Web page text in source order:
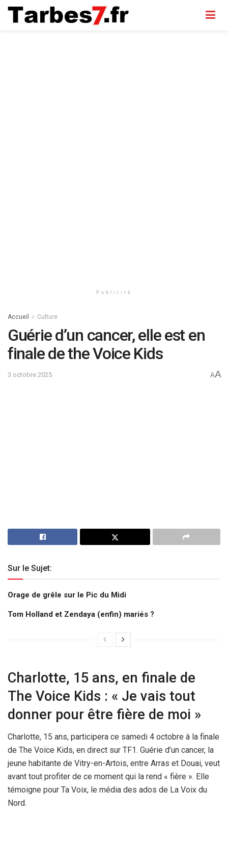
Publicité
Accueil Culture
Guérie d’un cancer, elle est en
finale de the Voice Kids
3 octobre 2025 AA
Sur le Sujet:
Orage de grêle sur le Pic du Midi
Tom Holland et Zendaya (enfin) mariés ?
Charlotte, 15 ans, en finale de
The Voice Kids : « Je vais tout
donner pour être fière de moi »
Charlotte, 15 ans, participera ce samedi 4 octobre à la finale
de The Voice Kids, en direct sur TF1. Guérie d’un cancer, la
jeune habitante de Vitry-en-Artois, entre Arras et Douai, veut
avant tout profiter de ce moment qui la rend « fière ». Elle
témoigne pour Ta Voix, le média des ados de La Voix du
Nord.